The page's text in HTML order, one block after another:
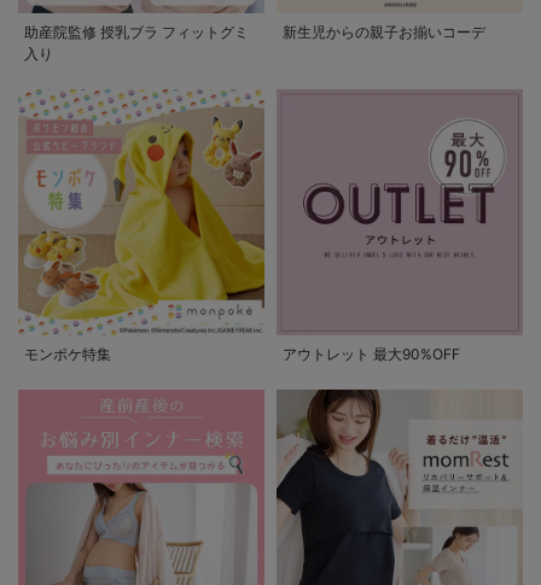
助産院監修 授乳ブラ フィットグミ
入り
新生児からの親子お揃いコーデ
モンポケ特集 アウトレット 最大90%OFF